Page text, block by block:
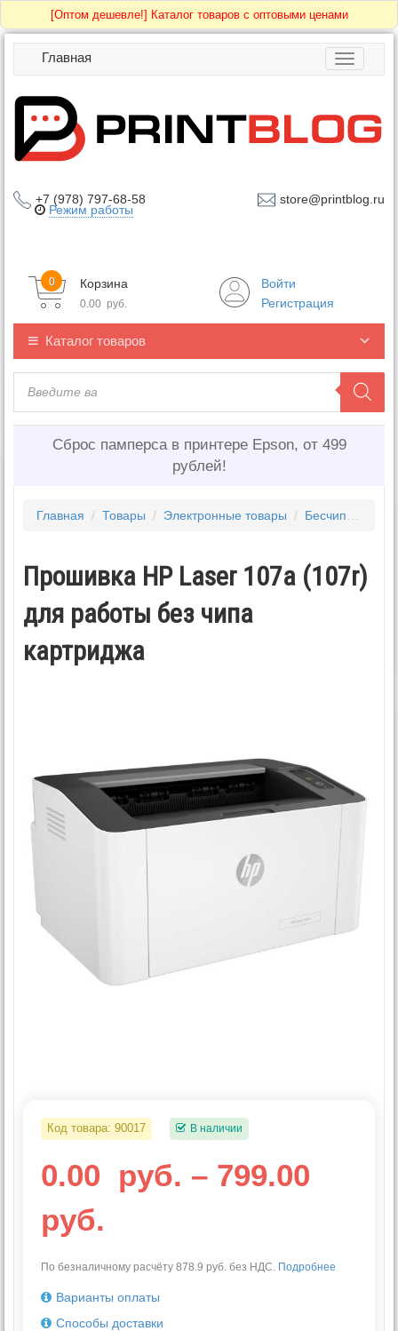
[Оптом дешевле!] Каталог товаров с оптовыми ценами
Toggle
Главная
+7 (978) 797-68-58 store@printblog.ru
Режим работы
Корзина
0
0.00 руб.
Войти
Регистрация
Каталог товаров
Сброс памперса в принтере Epson, от 499
рублей!
Главная / Товары / Электронные товары / Бесчиповые прошивки HP, SAMSUNG, XEROX
Прошивка HP Laser 107a (107r)
для работы без чипа
картриджа
Код товара: 90017 В наличии
0.00 руб. – 799.00
руб.
По безналичному расчёту 878.9 руб. без НДС. Подробнее
Варианты оплаты
Способы доставки